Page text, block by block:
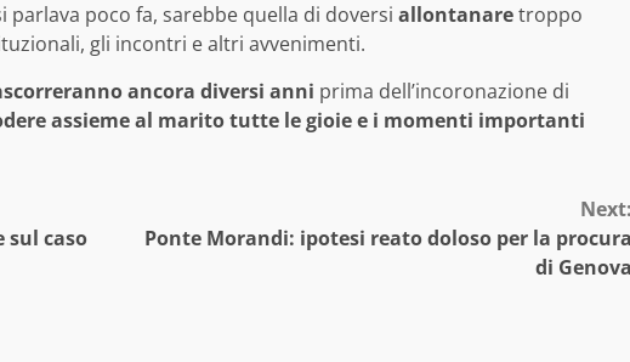
poco fa, sarebbe quella di doversi allontanaretroppo
gli incontri e altri avvenimenti.
ancora diversi anni prima dell’incoronazione di
assieme al marito tutte le gioie e i momenti importanti
sul caso
Ponte Morandi: ipotesi reato doloso per la
di